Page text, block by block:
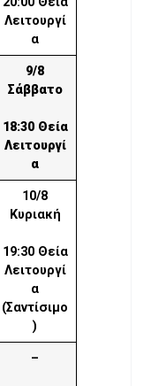
Λειτουργί
α
9/8
Σάββατο
18:30 Θεία
Λειτουργί
α
10/8
Κυριακή
19:30 Θεία
Λειτουργί
α
(Σαντίσιμο
)
–